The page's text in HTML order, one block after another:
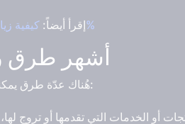
إقرأ أيضاً:كيفية زيادة متابعين تويتر بطريقة مضمونة 100%
أشهر طرق
هُناك عدّة طرق يمكنك من خلالها ربح المال من تويتر، مثل: